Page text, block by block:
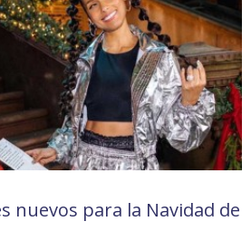
nuevos para la Navidad de